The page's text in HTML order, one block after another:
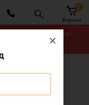
Корзина
0
оправу в Санкт-